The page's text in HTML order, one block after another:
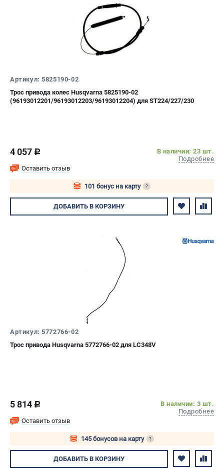
Бурильные установки
Промышленные пылесосы
ПОЛЕЗНАЯ ИНФОРМАЦИЯ
Полезные статьи
Глоссарий терминов
ТЕЛЕФОН (САНКТ-ПЕТЕРБУРГ)
+7 (812) 748-27-58
офертой.
8 (812) 318-40-26
8 (800) 550-70-46
Режим работы колл-центра:
пн-пт - с 9:00 до 18:00
сб - с 10:00 до 16:00
вс - выходной
ЗАКАЗ ЗАПЧАСТЕЙ
+7 (8112) 59-10-67
Артикул: 5825190-02
Трос привода колес Husqvarna 5825190-02
(96193012201/96193012203/96193012204) для ST224/227/230
4 057 c
В наличии: 23 шт.
Подробнее
Оставить отзыв
101 бонус на карту ?
Авторизуйтесь
ДОБАВИТЬ В КОРЗИНУ
Артикул: 5772766-02
Трос привода Husqvarna 5772766-02 для LC348V
5 814 c
В наличии: 3 шт.
Подробнее
Оставить отзыв
145 бонусов на карту ?
Авторизуйтесь
ДОБАВИТЬ В КОРЗИНУ